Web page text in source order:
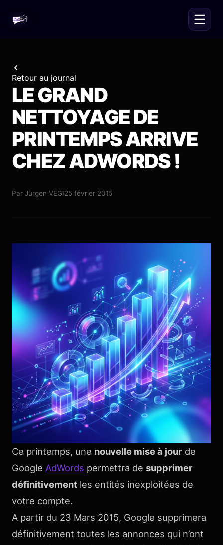
Retour au journal
LE GRAND
NETTOYAGE DE
PRINTEMPS ARRIVE
CHEZ ADWORDS !
Par Jürgen VEGI25 février 2015
Ce printemps, une nouvelle mise à jour de
Google AdWords permettra de supprimer
définitivement les entités inexploitées de
votre compte.
A partir du 23 Mars 2015, Google supprimera
définitivement toutes les annonces qui n’ont